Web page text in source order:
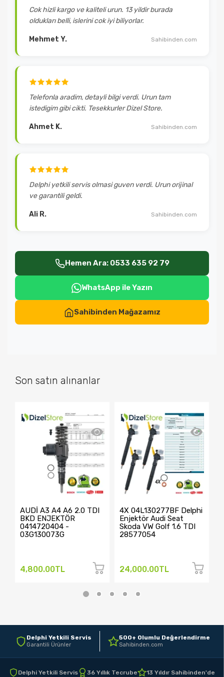
Cok hizli kargo ve kaliteli urun. 13 yildir burada
oldukları belli, islerini cok iyi biliyorlar.
Mehmet Y. Sahibinden.com
Telefonla aradim, detayli bilgi verdi. Urun tam
istedigim gibi cikti. Tesekkurler Dizel Store.
Ahmet K. Sahibinden.com
Delphi yetkili servis olmasi guven verdi. Urun orijinal
ve garantili geldi.
Ali R. Sahibinden.com
Hemen Ara: 0533 635 92 79
WhatsApp ile Yazın
Sahibinden Mağazamız
Son satın alınanlar
AUDİ A3 A4 A6 2.0 TDI
BKD ENJEKTÖR
0414720404 -
03G130073G
4,800.00TL
4X 04L130277BF Delphi
Enjektör Audi Seat
Skoda VW Golf 1.6 TDI
28577054
24,000.00TL
Delphi Yetkili Servis
Garantili Ürünler
500+ Olumlu Değerlendirme
Sahibinden.com
Delphi Yetkili Servis 36 Yıllık Tecrube
13 Yıldır Sahibinden'de